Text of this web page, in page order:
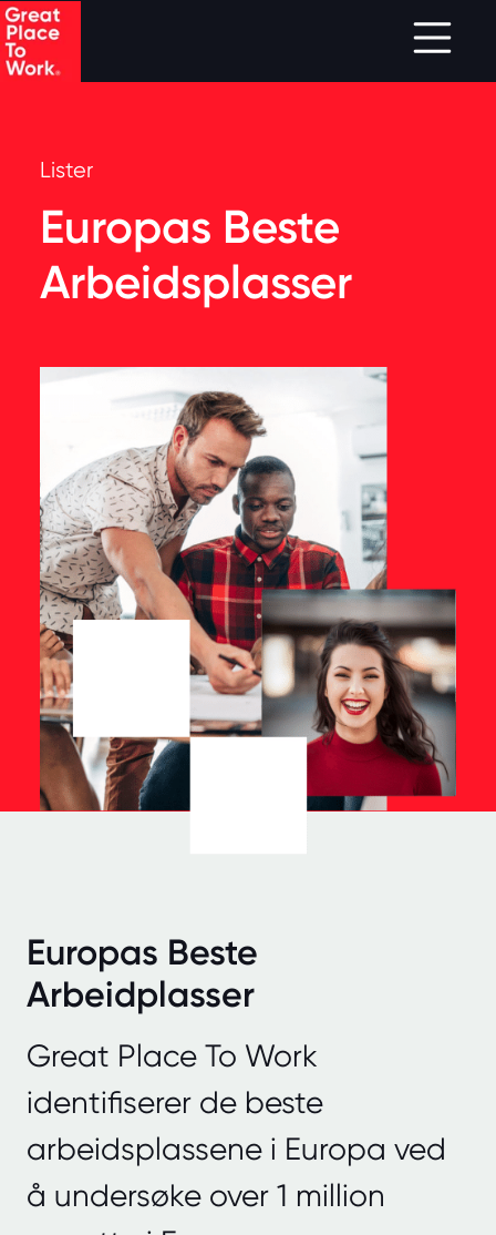
Skip to main content
Lister
Europas Beste
Arbeidsplasser
Europas Beste
Arbeidplasser
Great Place To Work
identifiserer de beste
arbeidsplassene i Europa ved
å undersøke over 1 million